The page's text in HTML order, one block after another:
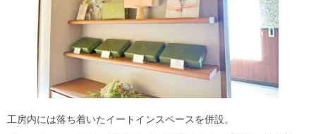
工房内には落ち着いたイートインスペースを併設。